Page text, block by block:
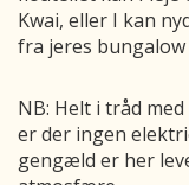
Kwai, eller I kan
fra jeres
NB: Helt i tråd
er der ingen
gengæld er her